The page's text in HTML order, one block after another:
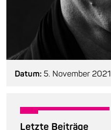
Datum: 5. November 2021
Letzte Beiträge